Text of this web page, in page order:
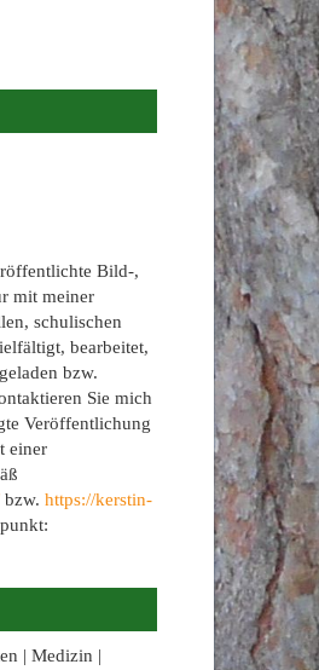
Bild-,
mit meiner
schulischen
bearbeitet,
bzw.
Sie mich
Veröffentlichung
einer
bzw. https://kerstin-
| Medizin |